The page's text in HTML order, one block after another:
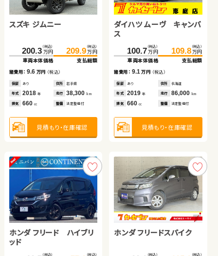
スズキ ジムニー
200.3 （税込）
万円
車両本体価格
209.9 （税込）
万円
支払総額
諸費用：9.6 万円 （税込）
保証 あり 住所 岩手県
年式 2018 年 走行 38,300 km
排気 660 cc 整備 法定整備付
見積もり・在庫確認
ダイハツ ムーヴ キャンバ
ス
100.7 （税込）
万円
車両本体価格
109.8 （税込）
万円
支払総額
諸費用： 9.1 万円 （税込）
保証 あり 住所 北海道
年式 2019年 走行 86,000 km
排気 660cc 整備 法定整備付
見積もり・在庫確認
ホンダ フリード ハイブリ
ッド
（税込） （税込）
ホンダ フリードスパイク
（税込） （税込）
トヨタ アクア
230.1（税込）
万円
諸費用：8.7 万円（税込）
あり 埼玉県
年式 2021年 走行
排気 1,500 整備 なし
見積もり・在庫確認
トヨタ ヴェルファイア ハ
イブリッド
885.0（税込）
万円
899.7（税込）
万円
諸費用：14.7万円（税込）
あり
年式 2025年 走行
排気 2,500 整備 法定整備付
見積もり・在庫確認
トヨタ アルファード
376.8 （税込）
万円
389.7 （税込）
万円
日産 エクストレイル
（税込） （税込）
139.1（税込）
万円
諸費用：10.7万円（税込）
あり 青森県
年式 2019年 走行
排気 2,000 整備 法定整備付
見積もり・在庫確認
トヨタ ヴェルファイア
332.2 （税込）
万円
車両本体価格
344.8 （税込）
万円
支払総額
諸費用： 12.6万円（税込）
保証 あり 住所 秋田県
年式 2019年 走行 75,000 km
排気 2,500 整備 法定整備付
見積もり・在庫確認
トヨタ ノア スズキ アルト ＨＢ
（税込） （税込）